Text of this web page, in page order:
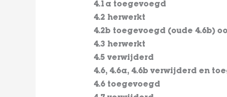
4.1a toegevoegd
4.2 herwerkt
4.2b toegevoegd (oude 4.6b)
4.3 herwerkt
4.5 verwijderd
4.6, 4.6a, 4.6b verwijderd en
4.6 toegevoegd